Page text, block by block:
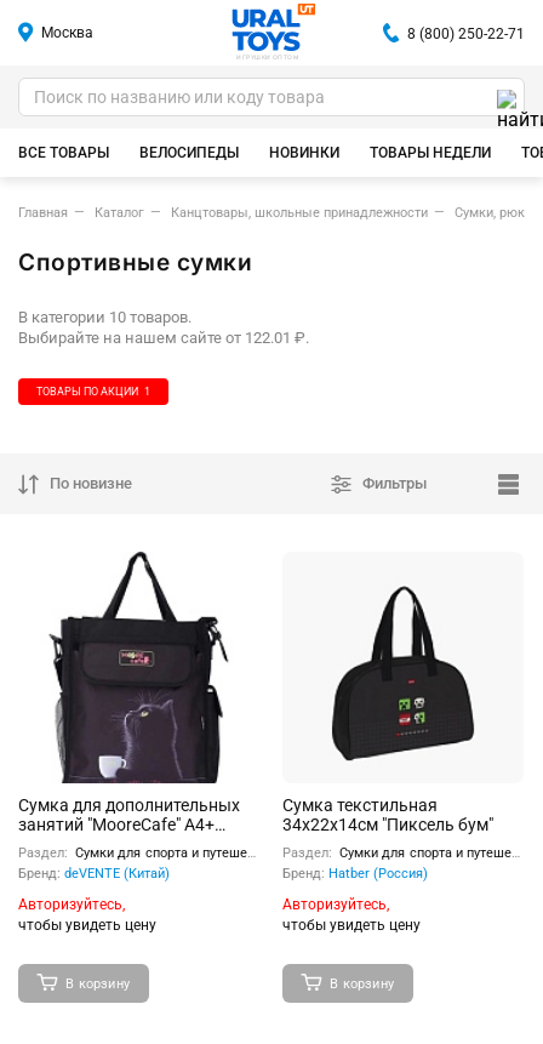
Москва
ИГРУШКИ ОПТОМ
8 (800) 250-22-71
ВСЕ ТОВАРЫ ВЕЛОСИПЕДЫ НОВИНКИ ТОВАРЫ НЕДЕЛИ
Главная Каталог Канцтовары, школьные принадлежности Сумки,
Спортивные сумки
В категории 10 товаров.
Выбирайте на нашем сайте от 122.01 ₽.
ТОВАРЫ ПО АКЦИИ 1
По новизне Фильтры
Сумка для дополнительных
занятий "MooreCafe" A4+
(36x31x13 см), плотный
износостойкий полиэстер с
водоотталкивающей
пропиткой, 1 просторное
отделение на молнии с 2мя
передний карман на липучке,
боковой карман на липучке
для стакана-неп
Раздел: Сумки для спорта и путешествий
Бренд: deVENTE (Китай)
Авторизуйтесь,
чтобы увидеть цену
В корзину
Сумка текстильная
34х22х14см "Пиксель бум"
Раздел: Сумки для спорта и путешествий
Бренд: Hatber (Россия)
Авторизуйтесь,
чтобы увидеть цену
В корзину